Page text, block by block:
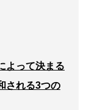
よって決まる
される3つの